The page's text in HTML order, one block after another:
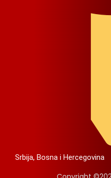
Srbija, Bosna i Hercegovina